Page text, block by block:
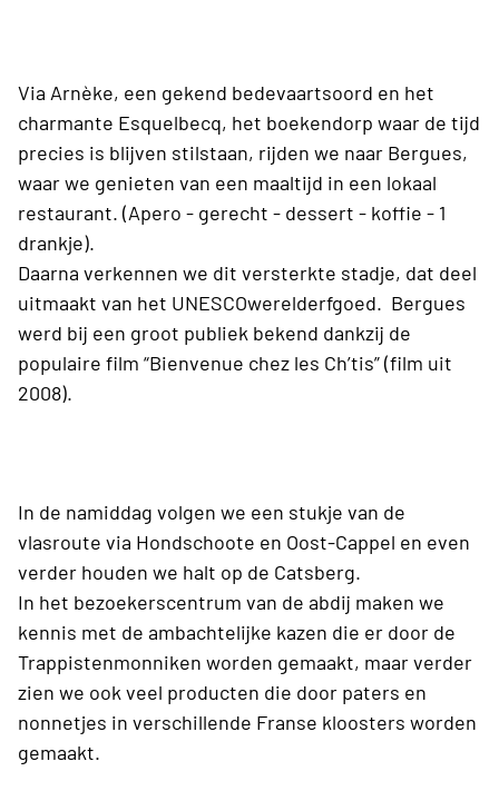
Via Arnèke, een gekend bedevaartsoord en het
charmante Esquelbecq, het boekendorp waar de tijd
precies is blijven stilstaan, rijden we naar Bergues,
waar we genieten van een maaltijd in een lokaal
restaurant. (Apero - gerecht - dessert - koffie - 1
drankje).
Daarna verkennen we dit versterkte stadje, dat deel
uitmaakt van het UNESCOwerelderfgoed. Bergues
werd bij een groot publiek bekend dankzij de
populaire film “Bienvenue chez les Ch’tis” (film uit
2008).
In de namiddag volgen we een stukje van de
vlasroute via Hondschoote en Oost-Cappel en even
verder houden we halt op de Catsberg.
In het bezoekerscentrum van de abdij maken we
kennis met de ambachtelijke kazen die er door de
Trappistenmonniken worden gemaakt, maar verder
zien we ook veel producten die door paters en
nonnetjes in verschillende Franse kloosters worden
gemaakt.